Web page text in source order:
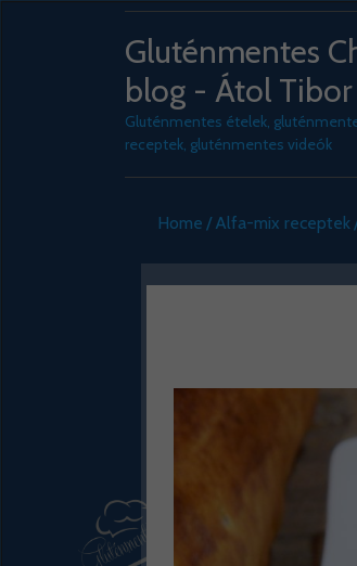
Gluténmentes
blog - Átol Tibor
Gluténmentes ételek,
receptek, gluténmentes videók
Home Alfa-mix receptek